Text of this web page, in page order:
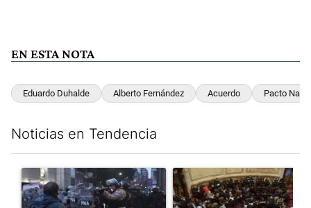
EN ESTA NOTA
Eduardo Duhalde Alberto Fernández Acuerdo Pacto
Noticias en Tendencia
Un artículo de tendencia con el título "La tensión frente al
Un artículo de tendencia con